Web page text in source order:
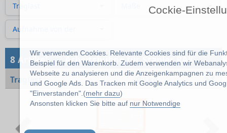
Cockie-
Wir verwenden Cookies. Relevante Cookies sind für die
Beispiel für den Warenkorb. Zudem verwenden wir
Webseite zu analysieren und die Anzeigenkampagnen zu
und Google Ads. Das Tracken mit Google Analytics und
"Einverstanden".(mehr dazu)
Ansonsten klicken Sie bitte auf nur Notwendige
Traglast
Aufnahme von der
8 Artikel→Arbeitsbühne für Stapler RAK
Traglast 300 kg